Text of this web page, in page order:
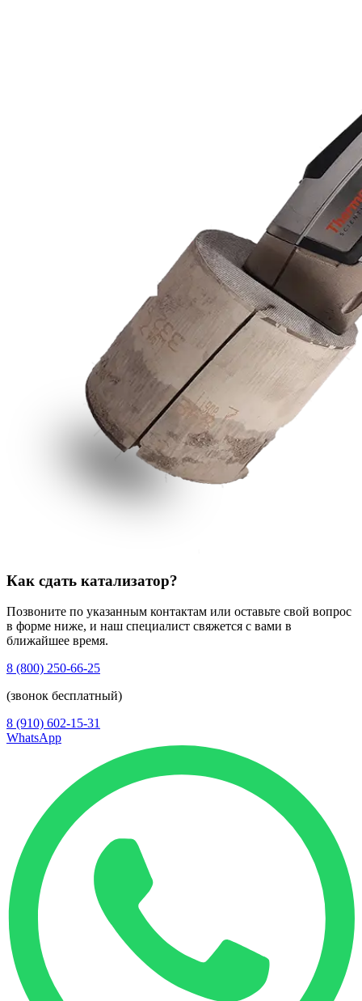
Как сдать катализатор?
Позвоните по указанным контактам или оставьте свой вопрос
в форме ниже, и наш специалист свяжется с вами в
ближайшее время.
8 (800) 250-66-25
(звонок бесплатный)
8 (910) 602-15-31
WhatsApp